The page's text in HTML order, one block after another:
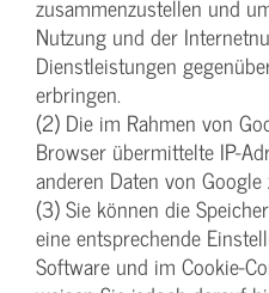
zusammenzustellen und
Nutzung und der
Dienstleistungen
erbringen.
(2) Die im Rahmen von
Browser übermittelte IP-
anderen Daten von
(3) Sie können die
eine entsprechende
Software und im Cookie-